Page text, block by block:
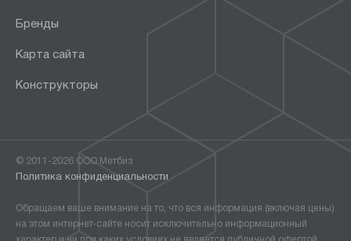
Бренды
Карта сайта
Конструкторы
© 2011-2026 ООО Метбиз
Политика конфиденциальности
Обращаем ваше внимание на то, что вся информация (включая цены)
на этом интернет-сайте носит исключительно информационный